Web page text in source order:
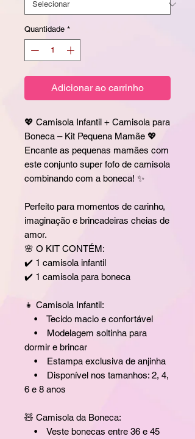
Quantidade *
Adicionar ao carrinho
💖 Camisola Infantil + Camisola para
Boneca – Kit Pequena Mamãe 💖
Encante as pequenas mamães com
este conjunto super fofo de camisola
combinando com a boneca! ✨
Perfeito para momentos de carinho,
imaginação e brincadeiras cheias de
amor.
🌸 O KIT CONTÉM:
✔️ 1 camisola infantil
✔️ 1 camisola para boneca
👧 Camisola Infantil:
• Tecido macio e confortável
• Modelagem soltinha para
dormir e brincar
• Estampa exclusiva de anjinha
• Disponível nos tamanhos: 2, 4,
6 e 8 anos
🧸 Camisola da Boneca:
• Veste bonecas entre 36 e 45